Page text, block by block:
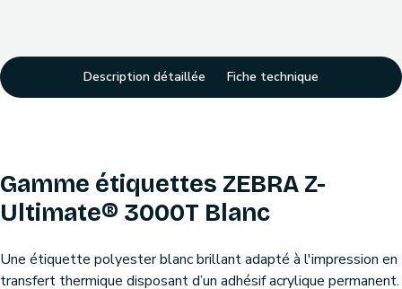
Description détaillée Fiche technique
Gamme étiquettes ZEBRA Z-
Ultimate® 3000T Blanc
Une étiquette polyester blanc brillant adapté à l'impression en
transfert thermique disposant d’un adhésif acrylique permanent.